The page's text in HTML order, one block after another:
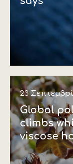
23
Global
climbs
viscose